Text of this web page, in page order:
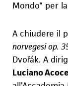
Mondo" per
A chiudere il
norvegesi op.
Dvořák. A
Luciano Aco